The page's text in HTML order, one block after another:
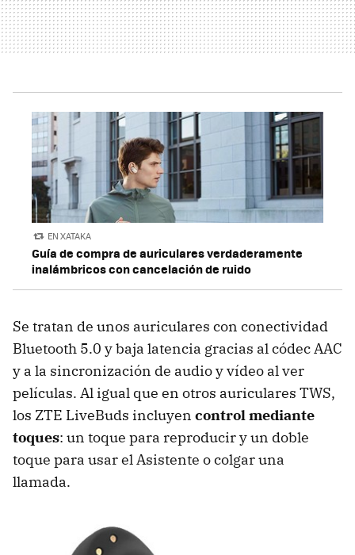
EN XATAKA
Guía de compra de auriculares verdaderamente
inalámbricos con cancelación de ruido
Se tratan de unos auriculares con conectividad
Bluetooth 5.0 y baja latencia gracias al códec AAC
y a la sincronización de audio y vídeo al ver
películas. Al igual que en otros auriculares TWS,
los ZTE LiveBuds incluyen control mediante
toques: un toque para reproducir y un doble
toque para usar el Asistente o colgar una
llamada.